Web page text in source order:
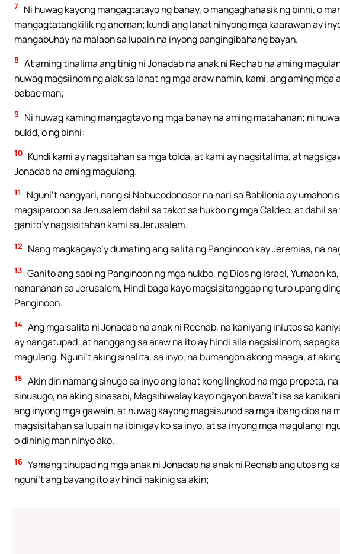
7 Ni huwag kayong mangagtatayo ng bahay, o mangaghahasik ng binhi, o
mangagtatangkilik ng anoman; kundi ang lahat ninyong mga kaarawan ay
mangabuhay na malaon sa lupain na inyong pangingibahang bayan.
8 At aming tinalima ang tinig ni Jonadab na anak ni Rechab na aming
huwag magsiinom ng alak sa lahat ng mga araw namin, kami, ang aming mga
babae man;
9
Ni huwag kaming mangagtayo ng mga bahay na aming matahanan; ni
bukid, o ng binhi:
10 Kundi kami ay nagsitahan sa mga tolda, at kami ay nagsitalima, at
Jonadab na aming magulang.
11
Nguni’t nangyari, nang si Nabucodonosor na hari sa Babilonia ay umahon
magsiparoon sa Jerusalem dahil sa takot sa hukbo ng mga Caldeo, at dahil
ganito’y nagsisitahan kami sa Jerusalem.
12 Nang magkagayo’y dumating ang salita ng Panginoon kay Jeremias, na
13 Ganito ang sabi ng Panginoon ng mga hukbo, ng Dios ng Israel, Yumaon
nananahan sa Jerusalem, Hindi baga kayo magsisitanggap ng turo upang
Panginoon.
14 Ang mga salita ni Jonadab na anak ni Rechab, na kaniyang iniutos sa
ay nangatupad; at hanggang sa araw na ito ay hindi sila nagsisiinom,
magulang. Nguni’t aking sinalita, sa inyo, na bumangon akong maaga, at
15 Akin din namang sinugo sa inyo ang lahat kong lingkod na mga propeta,
sinusugo, na aking sinasabi, Magsihiwalay kayo ngayon bawa’t isa sa
ang inyong mga gawain, at huwag kayong magsisunod sa mga ibang dios na
magsisitahan sa lupain na ibinigay ko sa inyo, at sa inyong mga magulang:
o dininig man ninyo ako.
16 Yamang tinupad ng mga anak ni Jonadab na anak ni Rechab ang utos ng
nguni’t ang bayang ito ay hindi nakinig sa akin;